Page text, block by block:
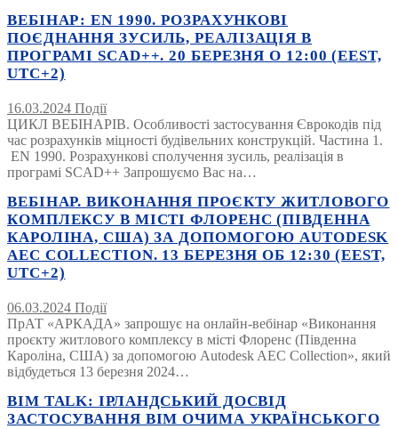
ВЕБІНАР: EN 1990. РОЗРАХУНКОВІ
ПОЄДНАННЯ ЗУСИЛЬ, РЕАЛІЗАЦІЯ В
ПРОГРАМІ SCAD++. 20 БЕРЕЗНЯ О 12:00 (EEST,
UTC+2)
16.03.2024 Події
ЦИКЛ ВЕБІНАРІВ. Особливості застосування Єврокодів під
час розрахунків міцності будівельних конструкцій. Частина 1.
EN 1990. Розрахункові сполучення зусиль, реалізація в
програмі SCAD++ Запрошуємо Вас на…
ВЕБІНАР. ВИКОНАННЯ ПРОЄКТУ ЖИТЛОВОГО
КОМПЛЕКСУ В МІСТІ ФЛОРЕНС (ПІВДЕННА
КАРОЛІНА, США) ЗА ДОПОМОГОЮ AUTODESK
AEC COLLECTION. 13 БЕРЕЗНЯ ОБ 12:30 (EEST,
UTC+2)
06.03.2024 Події
ПрАТ «АРКАДА» запрошує на онлайн-вебінар «Виконання
проєкту житлового комплексу в місті Флоренс (Південна
Кароліна, США) за допомогою Autodesk AEC Collection», який
відбудеться 13 березня 2024…
BIM TALK: ІРЛАНДСЬКИЙ ДОСВІД
ЗАСТОСУВАННЯ BIM ОЧИМА УКРАЇНСЬКОГО